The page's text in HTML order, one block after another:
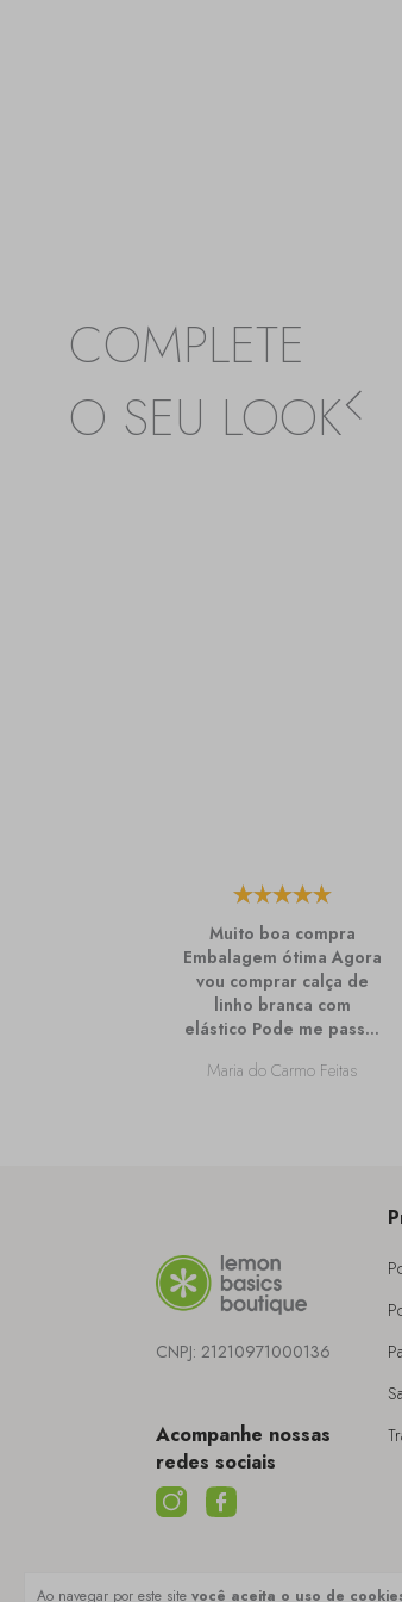
Ao navegar por este site você aceita o uso de
COMPLETE
O SEU LOOK
Muito boa compra
Embalagem ótima Agora
vou comprar calça de
linho branca com
elástico Pode me passar
ela?
Maria do Carmo Feitas
CNPJ: 21210971000136
Acompanhe nossas
redes sociais